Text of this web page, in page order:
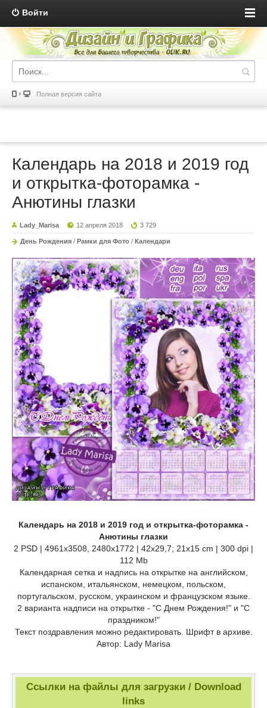
Войти
Полная версия сайта
Календарь на 2018 и 2019 год
и открытка-фоторамка -
Анютины глазки
Lady_Marisa 12 апреля 2018 3 729
День Рождения / Рамки для Фото / Календари
Календарь на 2018 и 2019 год и открытка-фоторамка -
Анютины глазки
2 PSD | 4961х3508, 2480х1772 | 42х29,7; 21x15 cm | 300 dpi |
112 Mb
Календарная сетка и надпись на открытке на английском,
испанском, итальянском, немецком, польском,
португальском, русском, украинском и французском языке.
2 варианта надписи на открытке - "С Днем Рождения!" и "С
праздником!"
Текст поздравления можно редактировать. Шрифт в архиве.
Автор: Lady Marisa
Ссылки на файлы для загрузки / Download
links